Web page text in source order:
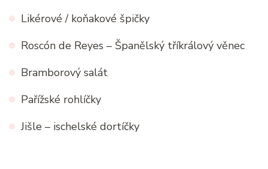
Likérové / koňakové špičky
Roscón de Reyes – Španělský tříkrálový věnec
Bramborový salát
Pařížské rohlíčky
Jišle – ischelské dortíčky